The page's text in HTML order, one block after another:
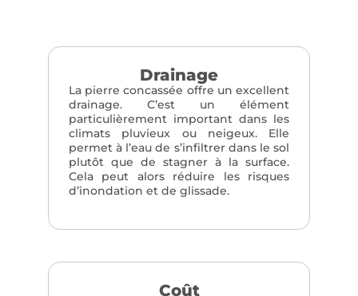
Drainage
La pierre concassée offre un excellent
drainage. C’est un élément
particulièrement important dans les
climats pluvieux ou neigeux. Elle
permet à l’eau de s’infiltrer dans le sol
plutôt que de stagner à la surface.
Cela peut alors réduire les risques
d’inondation et de glissade.
Coût